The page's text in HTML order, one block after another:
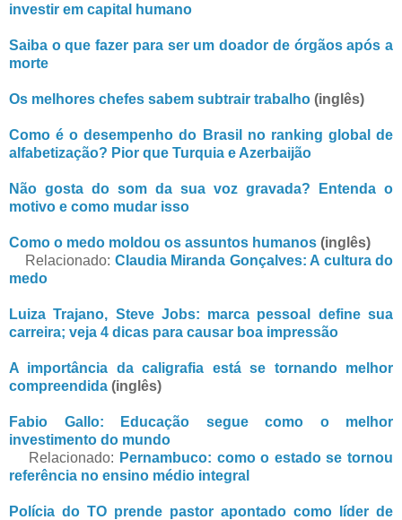
investir em capital humano
Saiba o que fazer para ser um doador de órgãos após a
morte
Os melhores chefes sabem subtrair trabalho (inglês)
Como é o desempenho do Brasil no ranking global de
alfabetização? Pior que Turquia e Azerbaijão
Não gosta do som da sua voz gravada? Entenda o
motivo e como mudar isso
Como o medo moldou os assuntos humanos (inglês)
Relacionado: Claudia Miranda Gonçalves: A cultura do
medo
Luiza Trajano, Steve Jobs: marca pessoal define sua
carreira; veja 4 dicas para causar boa impressão
A importância da caligrafia está se tornando melhor
compreendida (inglês)
Fabio Gallo: Educação segue como o melhor
investimento do mundo
Relacionado: Pernambuco: como o estado se tornou
referência no ensino médio integral
Polícia do TO prende pastor apontado como líder de